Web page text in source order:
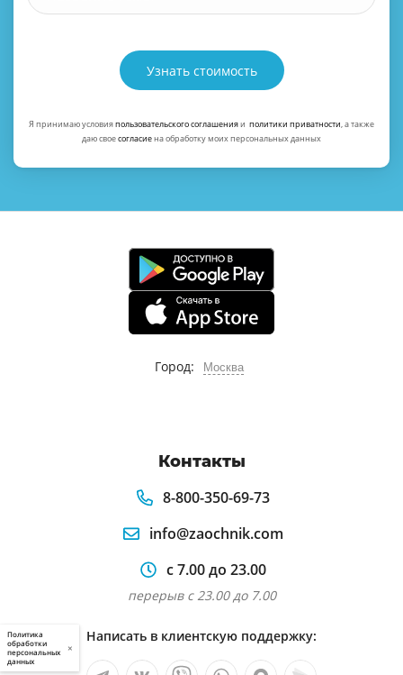
Узнать стоимость
Я принимаю условияпользовательского соглашенияи политики приватности, а также
даю своесогласиена обработку моих персональных данных
Город: Москва
Контакты
8-800-350-69-73
info@zaochnik.com
с 7.00 до 23.00
перерыв с 23.00 до 7.00
Написать в клиентскую поддержку:
Политика
обработки
персональных
данных
×